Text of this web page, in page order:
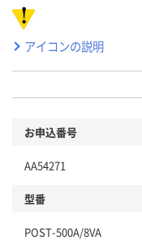
アイコンの説明
お申込番号
AA54271
型番
POST-500A/8VA